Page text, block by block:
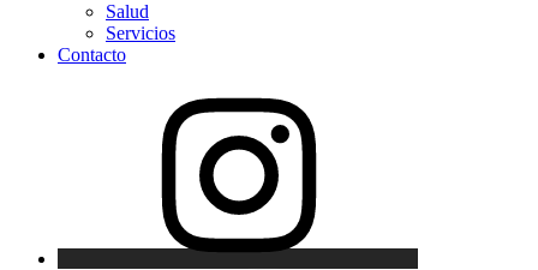
Salud
Servicios
Contacto